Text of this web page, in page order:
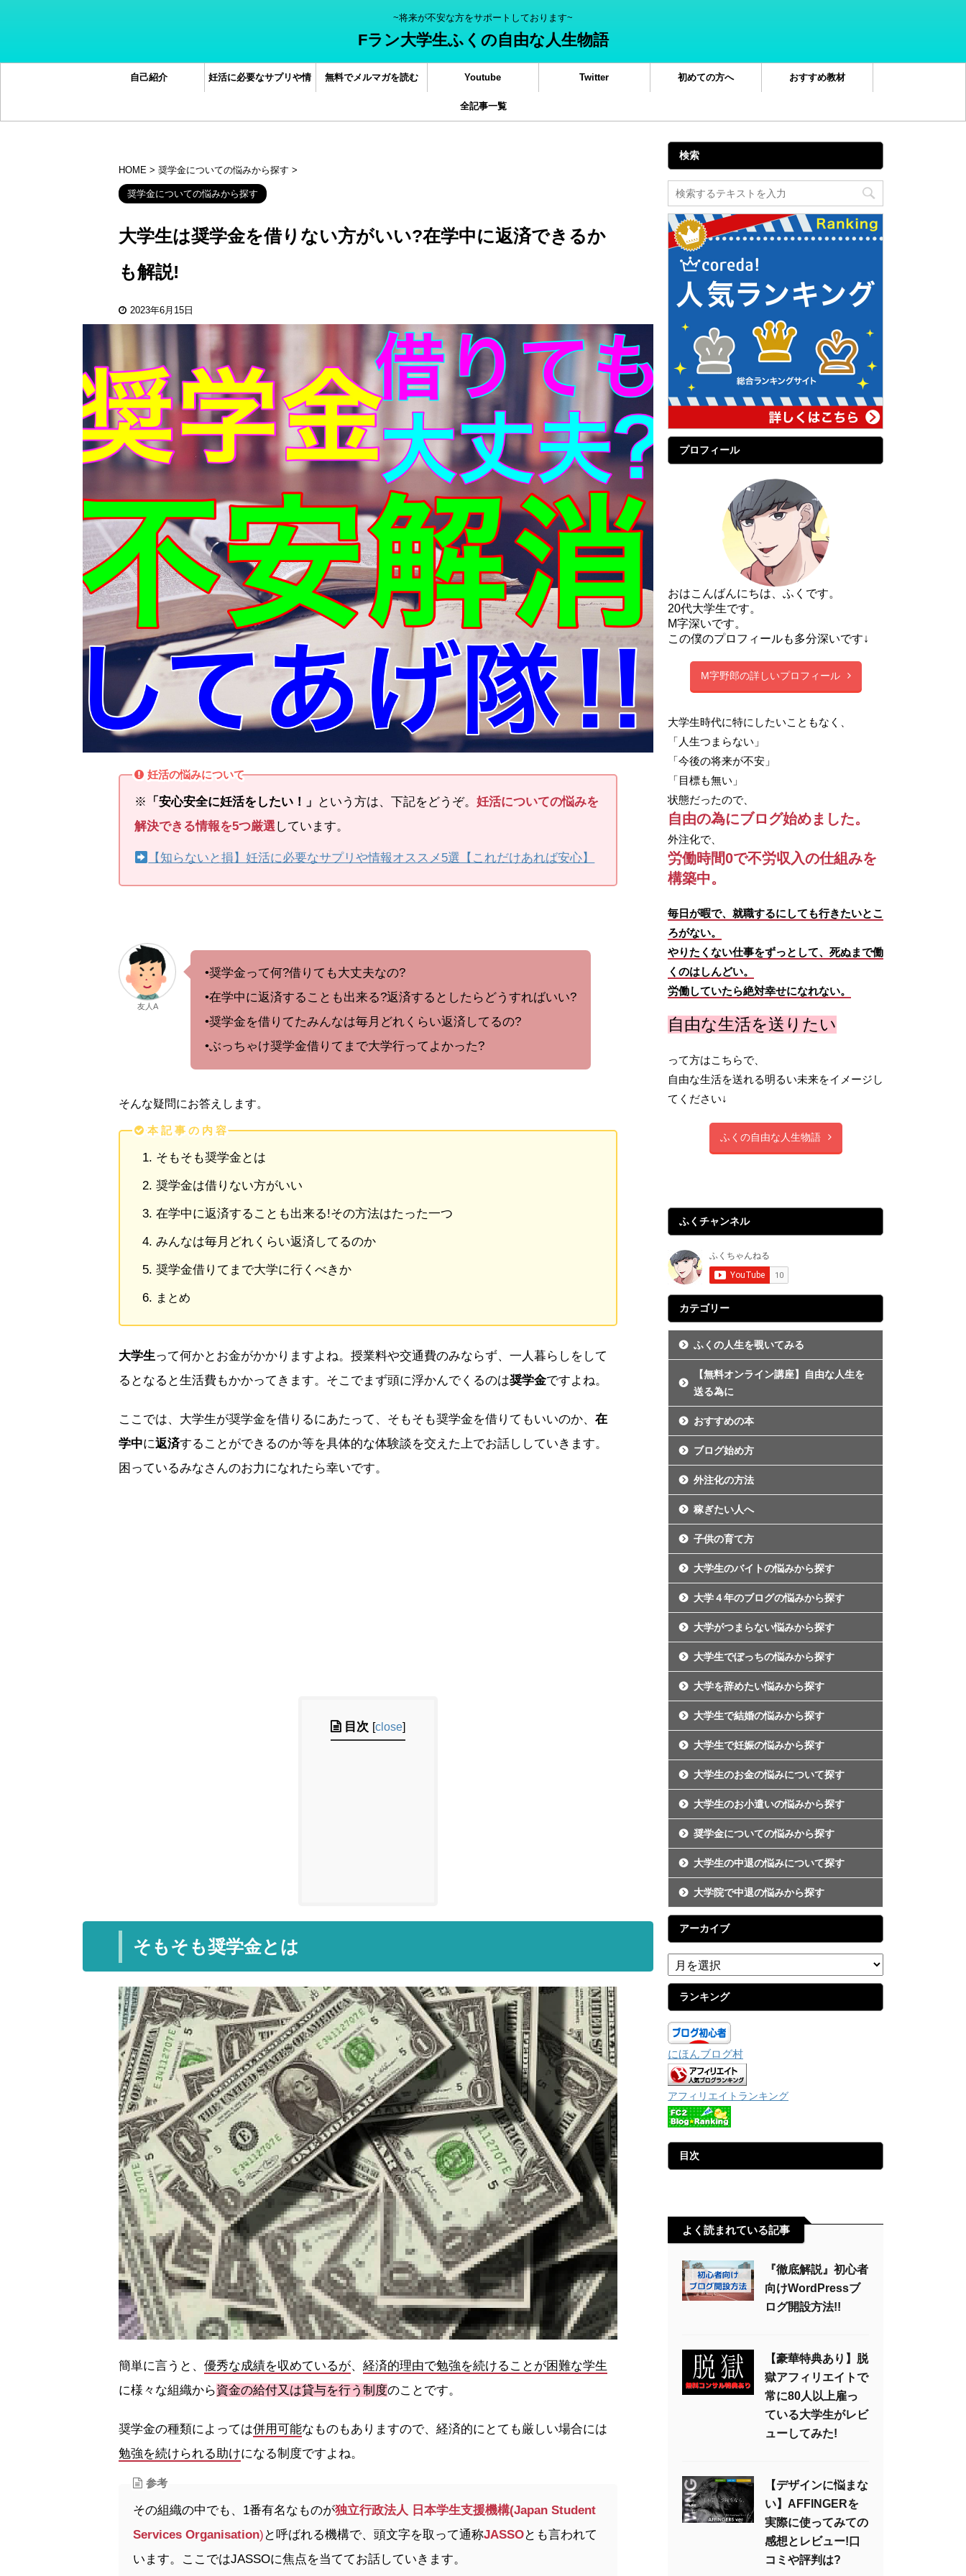
~将来が不安な方をサポートしております~
Fラン大学生ふくの自由な人生物語
自己紹介 妊活に必要なサプリや情 無料でメルマガを読む Youtube Twitter 初めての方へ おすすめ教材
全記事一覧
HOME > 奨学金についての悩みから探す >
奨学金についての悩みから探す
大学生は奨学金を借りない方がいい?在学中に返済できるか
も解説!
2023年6月15日
妊活の悩みについて
※ 「安心安全に妊活をしたい！」 という方は、下記をどうぞ。 妊活についての悩みを
解決できる情報を5つ厳選しています。
【知らないと損】妊活に必要なサプリや情報オススメ5選【これだけあれば安心】
友人A
•奨学金って何?借りても大丈夫なの?
•在学中に返済することも出来る?返済するとしたらどうすればいい?
•奨学金を借りてたみんなは毎月どれくらい返済してるの?
•ぶっちゃけ奨学金借りてまで大学行ってよかった?
そんな疑問にお答えします。
本 記 事 の 内 容
そもそも奨学金とは
奨学金は借りない方がいい
在学中に返済することも出来る!その方法はたった一つ
みんなは毎月どれくらい返済してるのか
奨学金借りてまで大学に行くべきか
まとめ
大学生って何かとお金がかかりますよね。授業料や交通費のみならず、一人暮らしをして
るとなると生活費もかかってきます。そこでまず頭に浮かんでくるのは奨学金ですよね。
ここでは、大学生が奨学金を借りるにあたって、そもそも奨学金を借りてもいいのか、 在
学中に返済することができるのか等を具体的な体験談を交えた上でお話ししていきます。
困っているみなさんのお力になれたら幸いです。
目次 [close]
そもそも奨学金とは
簡単に言うと、 優秀な成績を収めているが、 経済的理由で勉強を続けることが困難な学生
に様々な組織から資金の給付又は貸与を行う制度のことです。
奨学金の種類によっては併用可能なものもありますので、経済的にとても厳しい場合には
勉強を続けられる助けになる制度ですよね。
参考
その組織の中でも、1番有名なものが独立行政法人 日本学生支援機構(Japan Student
Services Organisation) と呼ばれる機構で、頭文字を取って通称JASSOとも言われて
います。ここではJASSOに焦点を当ててお話していきます。
検索
プロフィール
おはこんばんにちは、ふくです。
20代大学生です。
M字深いです。
この僕のプロフィールも多分深いです↓
M字野郎の詳しいプロフィール
大学生時代に特にしたいこともなく、
「人生つまらない」
「今後の将来が不安」
「目標も無い」
状態だったので、
自由の為にブログ始めました。
外注化で、
労働時間0で不労収入の仕組みを
構築中。
毎日が暇で、就職するにしても行きたいとこ
ろがない。
やりたくない仕事をずっとして、死ぬまで働
くのはしんどい。
労働していたら絶対幸せになれない。
自由な生活を送りたい
って方はこちらで、
自由な生活を送れる明るい未来をイメージし
てください↓
ふくの自由な人生物語
ふくチャンネル
カテゴリー
ふくの人生を覗いてみる
【無料オンライン講座】自由な人生を
送る為に
おすすめの本
ブログ始め方
外注化の方法
稼ぎたい人へ
子供の育て方
大学生のバイトの悩みから探す
大学４年のブログの悩みから探す
大学がつまらない悩みから探す
大学生でぼっちの悩みから探す
大学を辞めたい悩みから探す
大学生で結婚の悩みから探す
大学生で妊娠の悩みから探す
大学生のお金の悩みについて探す
大学生のお小遣いの悩みから探す
奨学金についての悩みから探す
大学生の中退の悩みについて探す
大学院で中退の悩みから探す
アーカイブ
ランキング
にほんブログ村
アフィリエイトランキング
目次
よく読まれている記事
『徹底解説』初心者
向けWordPressブ
ログ開設方法!!
【豪華特典あり】脱
獄アフィリエイトで
常に80人以上雇っ
ている大学生がレビ
ューしてみた!
【デザインに悩まな
い】AFFINGERを
実際に使ってみての
感想とレビュー!口
コミや評判は?